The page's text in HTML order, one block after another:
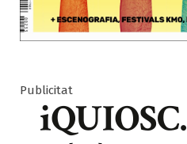
Publicitat